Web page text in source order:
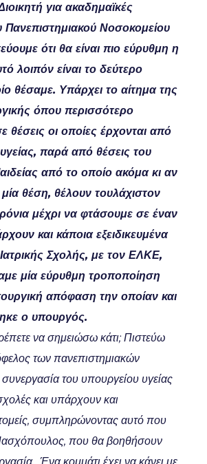
για ακαδημαϊκές
Πανεπιστημιακού Νοσοκομείου
ότι θα είναι πιο εύρυθμη η
λοιπόν είναι το δεύτερο
θέσαμε. Υπάρχει το αίτημα της
όπου περισσότερο
θέσεις οι οποίες έρχονται από
παρά από θέσεις του
από το οποίο ακόμα κι αν
θέση, θέλουν τουλάχιστον
μέχρι να φτάσουμε σε έναν
και κάποια εξειδικευμένα
Σχολής, με τον ΕΛΚΕ,
μία εύρυθμη τροποποίηση
απόφαση την οποίαν και
ο υπουργός.
να σημειώσω κάτι; Πιστεύω
των πανεπιστημιακών
του υπουργείου υγείας
και υπάρχουν και
συμπληρώνοντας αυτό που
που θα βοηθήσουν